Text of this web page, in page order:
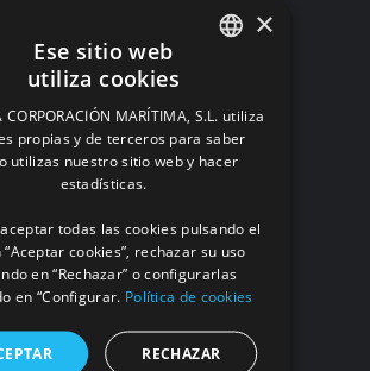
ENGLISH
FRENCH
×
Ese sitio web
utiliza cookies
CORPORACIÓN MARÍTIMA, S.L. utiliza
propias y de terceros para saber
utilizas nuestro sitio web y hacer
estadísticas.
todas las cookies pulsando el
“Aceptar cookies”, rechazar su uso
en “Rechazar” o configurarlas
en “Configurar. Política de cookies
RECHAZAR